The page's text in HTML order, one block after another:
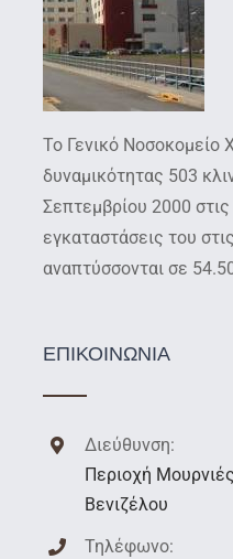
Το Γενικό Νοσοκομείο
δυναμικότητας 503
Σεπτεμβρίου 2000
εγκαταστάσεις του
αναπτύσσονται σε
ΕΠΙΚΟΙΝΩΝΙΑ
Διεύθυνση:
Περιοχή
Βενιζέλου
Τηλέφωνο: